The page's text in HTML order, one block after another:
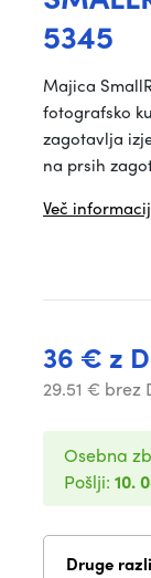
5345
Majica
fotografsko
zagotavlja
na prsih
Več informacij
36 € z
29.51 € brez
Osebna
Pošlji: 10.